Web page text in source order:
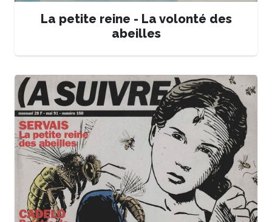
La petite reine - La volonté des
abeilles